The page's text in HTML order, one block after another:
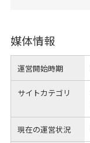
媒体情報
運営開始時期
サイトカテゴリ
現在の運営状況